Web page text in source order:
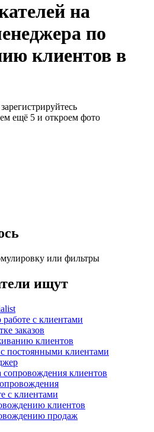
на
по
клиентов в
ещё 5 и откроем фото
или фильтры
ищут
с клиентами
заказов
клиентов
постоянными клиентами
сопровождения клиентов
с клиентами
клиентов
продаж